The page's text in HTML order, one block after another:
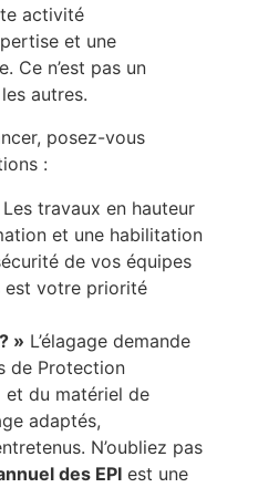
activité
et une
Ce n’est pas un
autres.
posez-vous
:
Les travaux en hauteur
et une habilitation
de vos équipes
est votre priorité
» L’élagage demande
de Protection
et du matériel de
adaptés,
N’oubliez pas
des EPI est une